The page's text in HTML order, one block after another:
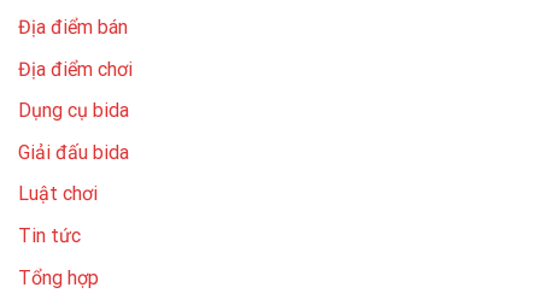
Địa điểm bán
Địa điểm chơi
Dụng cụ bida
Giải đấu bida
Luật chơi
Tin tức
Tổng hợp